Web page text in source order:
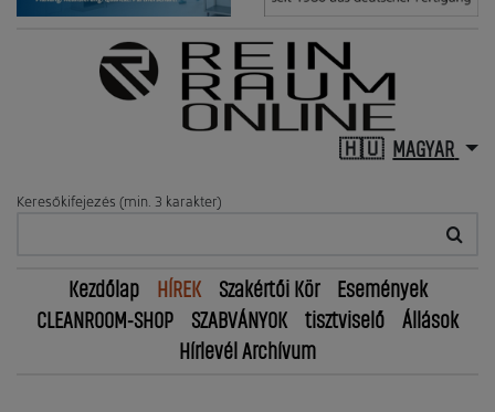
MAGYAR
Keresőkifejezés (min. 3 karakter)
Kezdőlap HÍREK Szakértői Kör
Események
CLEANROOM-SHOP
SZABVÁNYOK tisztviselő
Állások
Hírlevél Archívum